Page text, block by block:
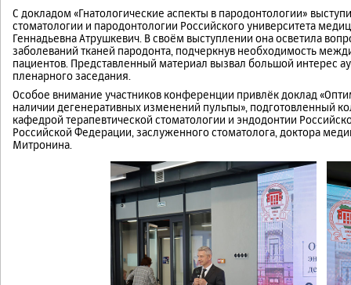
С докладом «Гнатологические аспекты в пародонтологии»
стоматологии и пародонтологии Российского университета
Геннадьевна Атрушкевич. В своём выступлении она осветила
заболеваний тканей пародонта, подчеркнув необходимость
пациентов. Представленный материал вызвал большой интерес
пленарного заседания.
Особое внимание участников конференции привлёк доклад
наличии дегенеративных изменений пульпы», подготовленный
кафедрой терапевтической стоматологии и эндодонтии
Российской Федерации, заслуженного стоматолога, доктора
Митронина.